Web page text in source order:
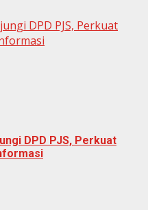
DPD PJS, Perkuat
DPD PJS, Perkuat